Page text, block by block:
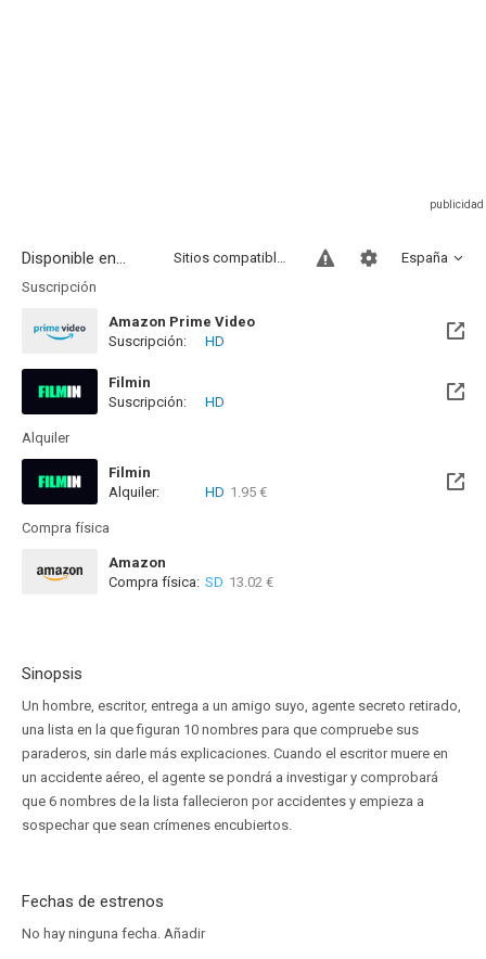
Disponible en... España
Sitios compatibles
Suscripción
Amazon Prime Video
Suscripción:
HD
Filmin
Disponible hasta el Vie, 14 Ago 2026 (Quedan 6 días)
Suscripción: HD
Alquiler
Filmin
Disponible hasta el Vie, 14 Ago 2026 (Quedan 6 días)
Alquiler: HD 1.95 €
Compra física
Amazon
Compra física: SD 13.02 €
Sinopsis
Un hombre, escritor, entrega a un amigo suyo, agente secreto retirado,
una lista en la que figuran 10 nombres para que compruebe sus
paraderos, sin darle más explicaciones. Cuando el escritor muere en
un accidente aéreo, el agente se pondrá a investigar y comprobará
que 6 nombres de la lista fallecieron por accidentes y empieza a
sospechar que sean crímenes encubiertos.
Fechas de estrenos
No hay ninguna fecha. Añadir